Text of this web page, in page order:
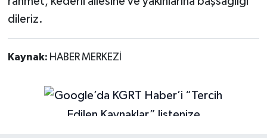
dileriz.
Kaynak: HABER MERKEZİ